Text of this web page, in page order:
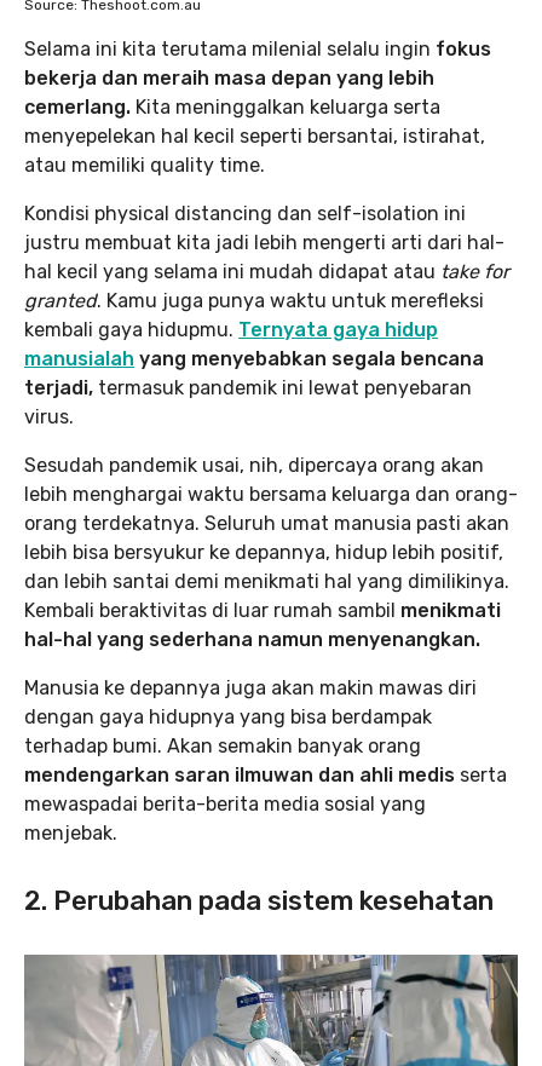
Source: Theshoot.com.au
Selama ini kita terutama milenial selalu ingin fokus
bekerja dan meraih masa depan yang lebih
cemerlang. Kita meninggalkan keluarga serta
menyepelekan hal kecil seperti bersantai, istirahat,
atau memiliki quality time.
Kondisi physical distancing dan self-isolation ini
justru membuat kita jadi lebih mengerti arti dari hal-
hal kecil yang selama ini mudah didapat atau take for
granted. Kamu juga punya waktu untuk merefleksi
kembali gaya hidupmu. Ternyata gaya hidup
manusialah yang menyebabkan segala bencana
terjadi, termasuk pandemik ini lewat penyebaran
virus.
Sesudah pandemik usai, nih, dipercaya orang akan
lebih menghargai waktu bersama keluarga dan orang-
orang terdekatnya. Seluruh umat manusia pasti akan
lebih bisa bersyukur ke depannya, hidup lebih positif,
dan lebih santai demi menikmati hal yang dimilikinya.
Kembali beraktivitas di luar rumah sambil menikmati
hal-hal yang sederhana namun menyenangkan.
Manusia ke depannya juga akan makin mawas diri
dengan gaya hidupnya yang bisa berdampak
terhadap bumi. Akan semakin banyak orang
mendengarkan saran ilmuwan dan ahli medis serta
mewaspadai berita-berita media sosial yang
menjebak.
2. Perubahan pada sistem kesehatan